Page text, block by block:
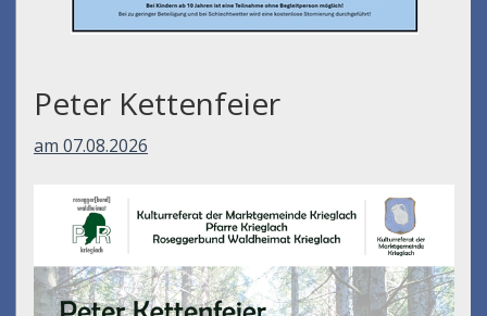
Peter Kettenfeier
am 07.08.2026